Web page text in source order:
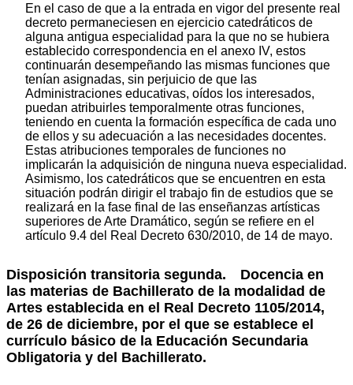
En el caso de que a la entrada en vigor del presente real
decreto permaneciesen en ejercicio catedráticos de
alguna antigua especialidad para la que no se hubiera
establecido correspondencia en el anexo IV, estos
continuarán desempeñando las mismas funciones que
tenían asignadas, sin perjuicio de que las
Administraciones educativas, oídos los interesados,
puedan atribuirles temporalmente otras funciones,
teniendo en cuenta la formación específica de cada uno
de ellos y su adecuación a las necesidades docentes.
Estas atribuciones temporales de funciones no
implicarán la adquisición de ninguna nueva especialidad.
Asimismo, los catedráticos que se encuentren en esta
situación podrán dirigir el trabajo fin de estudios que se
realizará en la fase final de las enseñanzas artísticas
superiores de Arte Dramático, según se refiere en el
artículo 9.4 del Real Decreto 630/2010, de 14 de mayo.
Disposición transitoria segunda. Docencia en
las materias de Bachillerato de la modalidad de
Artes establecida en el Real Decreto 1105/2014,
de 26 de diciembre, por el que se establece el
currículo básico de la Educación Secundaria
Obligatoria y del Bachillerato.